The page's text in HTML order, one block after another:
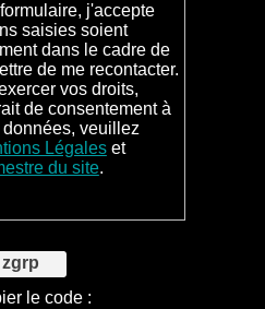
j'accepte
saisies soient
dans le cadre de
de me recontacter.
vos droits,
de consentement à
veuillez
Légaleset
du site.
zgrp
le code :